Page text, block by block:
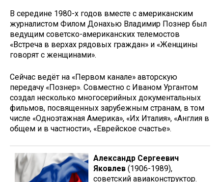
В середине 1980-х годов вместе с американским
журналистом Филом Донахью Владимир Познер был
ведущим советско-американских телемостов
«Встреча в верхах рядовых граждан» и «Женщины
говорят с женщинами».
Сейчас ведёт на «Первом канале» авторскую
передачу «Познер». Совместно с Иваном Ургантом
создал несколько многосерийных документальных
фильмов, посвященных зарубежным странам, в том
числе «Одноэтажная Америка», «Их Италия», «Англия в
общем и в частности», «Еврейское счастье».
Александр Сергеевич
Яковлев (1906-1989),
советский авиаконструктор.